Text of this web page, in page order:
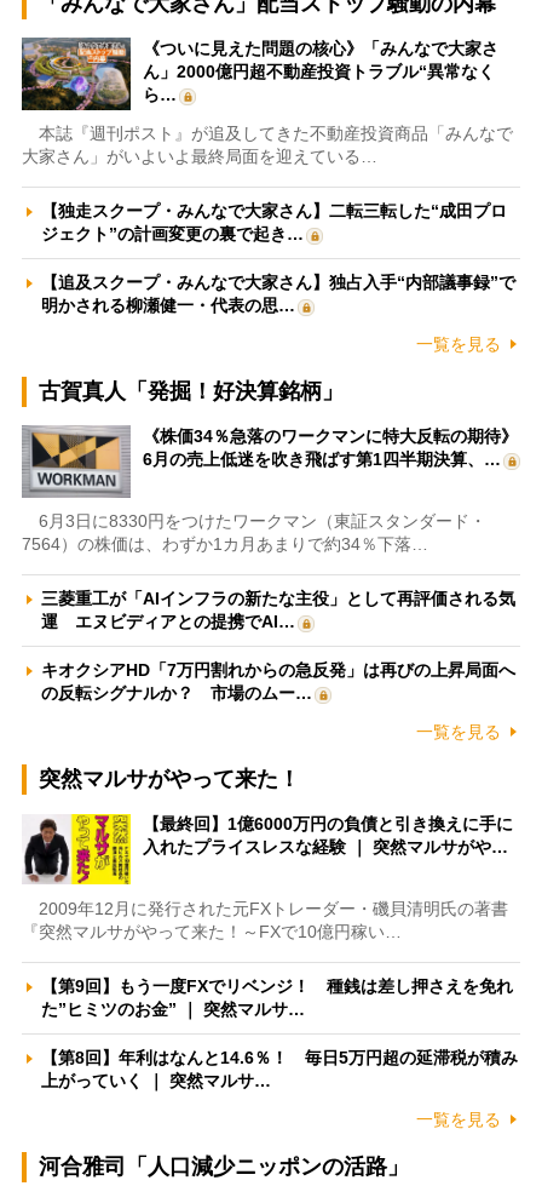
《ついに見えた問題の核心》「みんなで大家さ
ん」2000億円超不動産投資トラブル“異常なく
ら…
本誌『週刊ポスト』が追及してきた不動産投資商品「みんなで
大家さん」がいよいよ最終局面を迎えている…
【独走スクープ・みんなで大家さん】二転三転した“成田プロ
ジェクト”の計画変更の裏で起き…
【追及スクープ・みんなで大家さん】独占入手“内部議事録”で
明かされる柳瀬健一・代表の思…
一覧を見る
古賀真人「発掘！好決算銘柄」
《株価34％急落のワークマンに特大反転の期待》
6月の売上低迷を吹き飛ばす第1四半期決算、…
6月3日に8330円をつけたワークマン（東証スタンダード・
7564）の株価は、わずか1カ月あまりで約34％下落…
三菱重工が「AIインフラの新たな主役」として再評価される気
運 エヌビディアとの提携でAI…
キオクシアHD「7万円割れからの急反発」は再びの上昇局面へ
の反転シグナルか？ 市場のムー…
一覧を見る
突然マルサがやって来た！
【最終回】1億6000万円の負債と引き換えに手に
入れたプライスレスな経験 ｜ 突然マルサがや…
2009年12月に発行された元FXトレーダー・磯貝清明氏の著書
『突然マルサがやって来た！～FXで10億円稼い…
【第9回】もう一度FXでリベンジ！ 種銭は差し押さえを免れ
た”ヒミツのお金” ｜ 突然マルサ…
【第8回】年利はなんと14.6％！ 毎日5万円超の延滞税が積み
上がっていく ｜ 突然マルサ…
一覧を見る
河合雅司「人口減少ニッポンの活路」